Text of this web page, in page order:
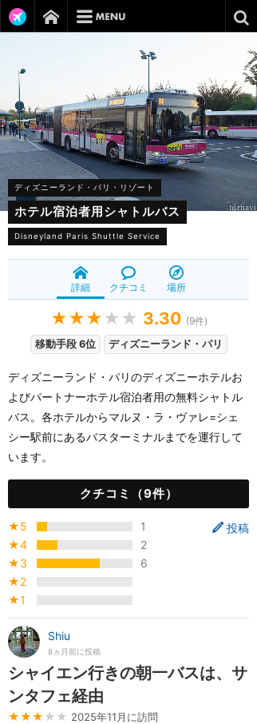
ディズニーランド・パリ・リゾート
ホテル宿泊者用シャトルバス
Disneyland Paris Shuttle Service
詳細 クチコミ 場所
★★★ ★★ 3.30 (9件)
移動手段 6位
ディズニーランド・パリ
ディズニーランド・パリのディズニーホテルお
よびパートナーホテル宿泊者用の無料シャトル
バス。各ホテルからマルヌ・ラ・ヴァレ=シェ
シー駅前にあるバスターミナルまでを運行して
います。
クチコミ（9件）
投稿
★5
1
★4
2
★3
6
★2
★1
Shiu
8ヵ月前に投稿
シャイエン行きの朝一バスは、サ
ンタフェ経由
★★★ ★★ 2025年11月に訪問